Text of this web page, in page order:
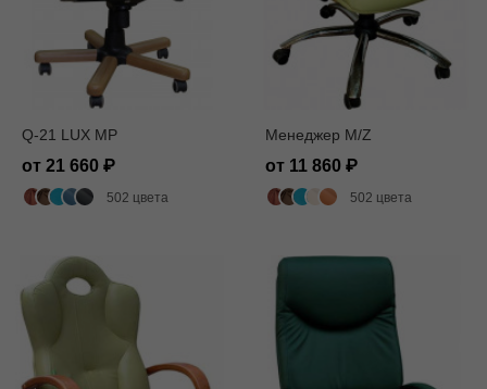
Q-21 LUX MP
от 21 660
502 цвета
Менеджер M/Z
от 11 860
502 цвета